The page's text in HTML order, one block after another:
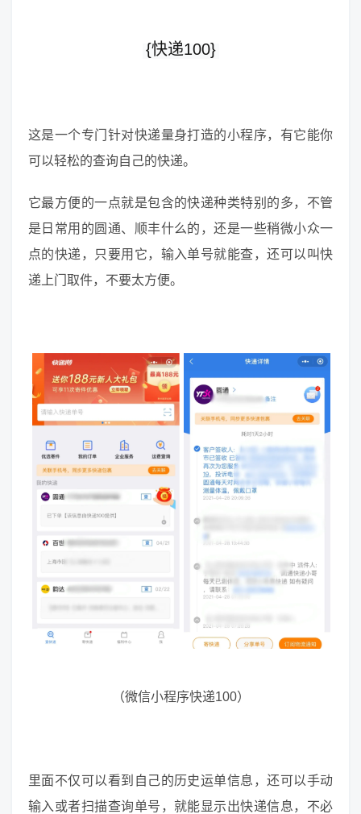
{快递100}
这是一个专门针对快递量身打造的小程序，有它能你
可以轻松的查询自己的快递。
它最方便的一点就是包含的快递种类特别的多，不管
是日常用的圆通、顺丰什么的，还是一些稍微小众一
点的快递，只要用它，输入单号就能查，还可以叫快
递上门取件，不要太方便。
（微信小程序快递100）
里面不仅可以看到自己的历史运单信息，还可以手动
输入或者扫描查询单号，就能显示出快递信息，不必